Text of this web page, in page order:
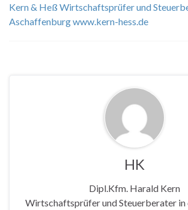
Kern & Heß Wirtschaftsprüfer und
Aschaffenburgwww.kern-hess.de
HK
Dipl.Kfm. Harald Kern
Wirtschaftsprüfer und Steuerberater in